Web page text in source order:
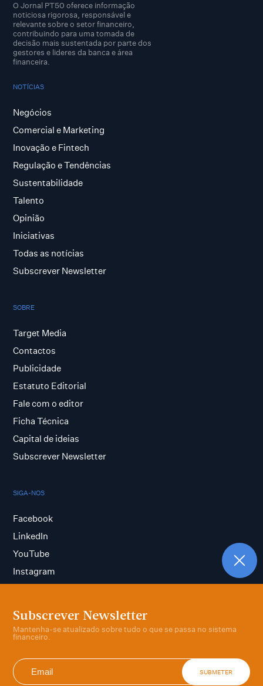
Subscrever Newsletter
Mantenha-se atualizado sobre tudo o que se passa no sistema
financeiro.
SUBMETER
O Jornal PT50 oferece informação
noticiosa rigorosa, responsável e
relevante sobre o setor financeiro,
contribuindo para uma tomada de
decisão mais sustentada por parte dos
gestores e lideres da banca e área
financeira.
NOTÍCIAS
Negócios
Comercial e Marketing
Inovação e Fintech
Regulação e Tendências
Sustentabilidade
Talento
Opinião
Iniciativas
Todas as notícias
Subscrever Newsletter
SOBRE
Target Media
Contactos
Publicidade
Estatuto Editorial
Fale com o editor
Ficha Técnica
Capital de ideias
Subscrever Newsletter
SIGA-NOS
Facebook
LinkedIn
YouTube
Instagram
Termos e condições
Política de privacidade